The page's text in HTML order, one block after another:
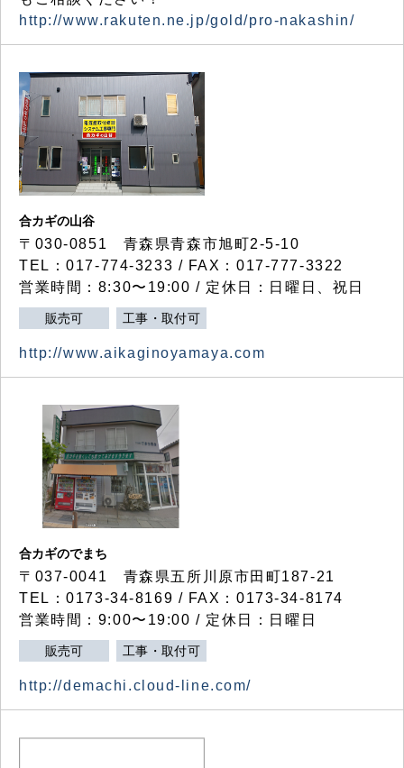
http://www.rakuten.ne.jp/gold/pro-nakashin/
合カギの山谷
〒030-0851 青森県青森市旭町2-5-10
TEL：017-774-3233 / FAX：017-777-3322
営業時間：8:30〜19:00 / 定休日：日曜日、祝日
販売可 工事・取付可
http://www.aikaginoyamaya.com
合カギのでまち
〒037-0041 青森県五所川原市田町187-21
TEL：0173-34-8169 / FAX：0173-34-8174
営業時間：9:00〜19:00 / 定休日：日曜日
販売可 工事・取付可
http://demachi.cloud-line.com/